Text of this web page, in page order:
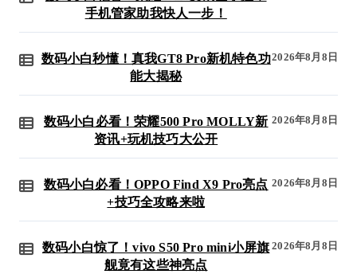
手机管家助我快人一步！
数码小白秒懂！真我GT8 Pro新机特色功
能大揭秘
2026年8月8日
数码小白必看！荣耀500 Pro MOLLY新
资讯+玩机技巧大公开
2026年8月8日
数码小白必看！OPPO Find X9 Pro亮点
+技巧全攻略来啦
2026年8月8日
数码小白惊了！vivo S50 Pro mini小屏旗
舰竟有这些神亮点
2026年8月8日